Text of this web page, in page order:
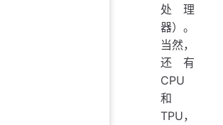
处理
器）。
当然，
还有
CPU
和
TPU，